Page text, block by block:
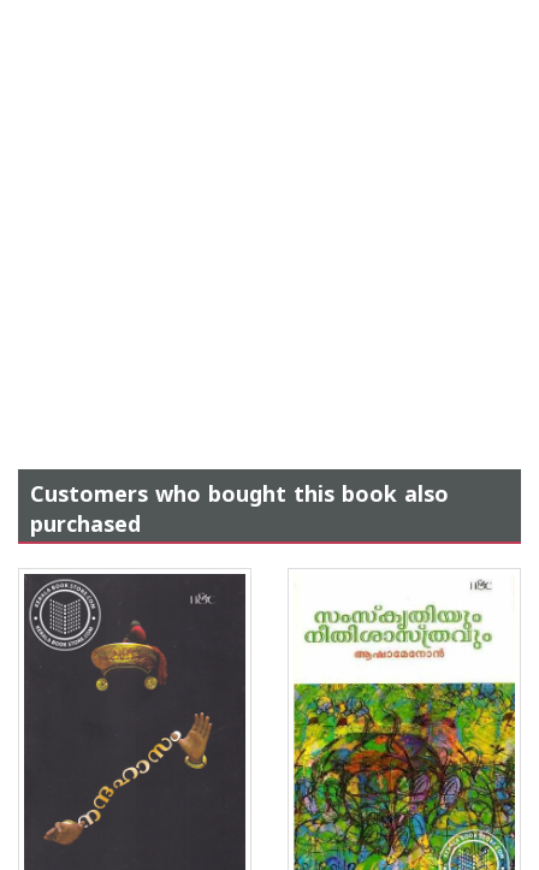
Customers who bought this book also
purchased